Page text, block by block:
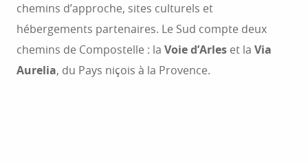
chemins d’approche, sites culturels et
hébergements partenaires. Le Sud compte deux
chemins de Compostelle : la Voie d’Arles et la Via
Aurelia, du Pays niçois à la Provence.